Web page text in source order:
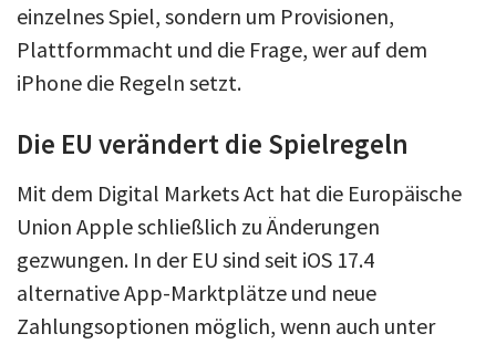
einzelnes Spiel, sondern um Provisionen,
Plattformmacht und die Frage, wer auf dem
iPhone die Regeln setzt.
Die EU verändert die Spielregeln
Mit dem Digital Markets Act hat die Europäische
Union Apple schließlich zu Änderungen
gezwungen. In der EU sind seit iOS 17.4
alternative App-Marktplätze und neue
Zahlungsoptionen möglich, wenn auch unter